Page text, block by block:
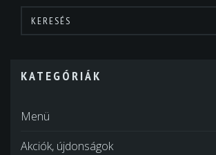
KATEGÓRIÁK
Menü
Akciók, újdonságok